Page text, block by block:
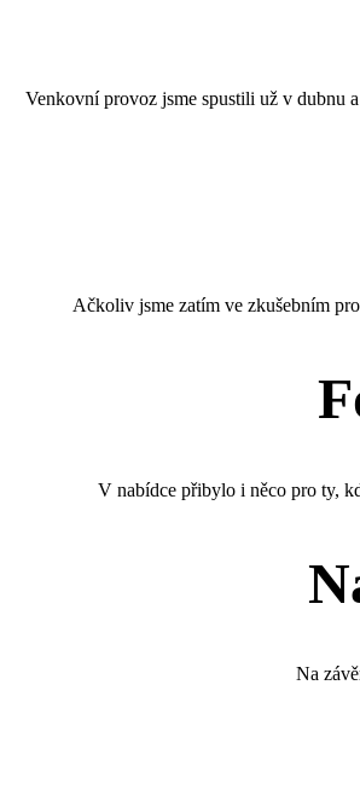
Venkovní provoz jsme spustili už v dubnu
Ačkoliv jsme zatím ve zkušebním
V nabídce přibylo i něco pro ty,
Na